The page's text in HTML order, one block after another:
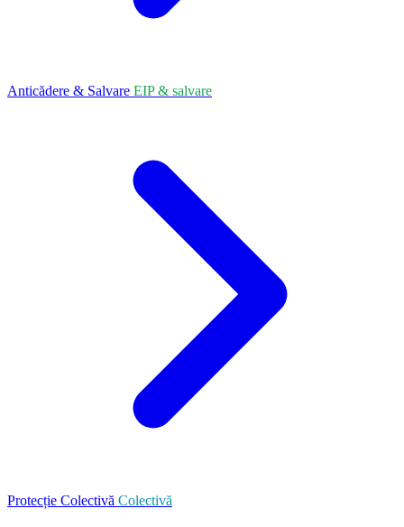
Anticădere & Salvare EIP & salvare
Protecție Colectivă Colectivă